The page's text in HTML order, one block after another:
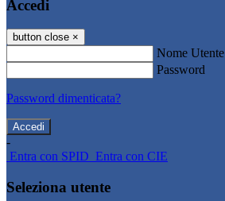
Accedi
button close ×
Nome Utente
Password
Password dimenticata?
-
Entra con SPID Entra con CIE
Seleziona utente